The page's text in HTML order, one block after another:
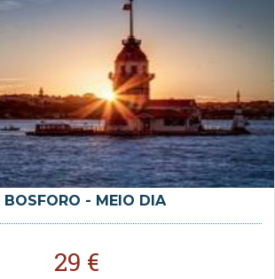
BOSFORO - MEIO DIA
29 €